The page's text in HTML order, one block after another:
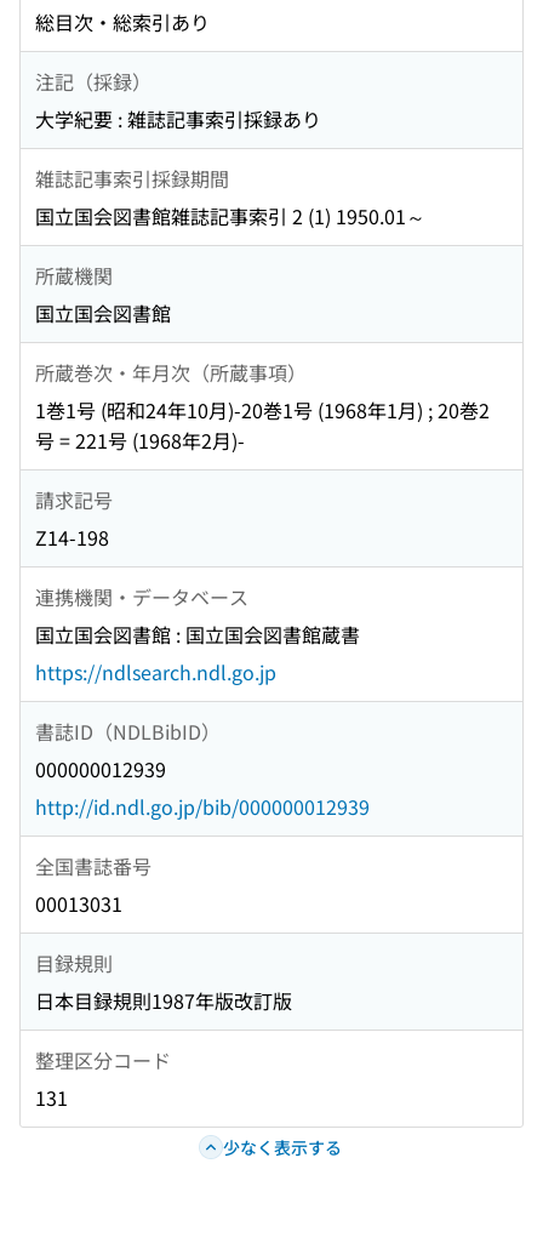
総目次・総索引あり
注記（採録）
大学紀要 : 雑誌記事索引採録あり
雑誌記事索引採録期間
国立国会図書館雑誌記事索引 2 (1) 1950.01～
所蔵機関
国立国会図書館
所蔵巻次・年月次（所蔵事項）
1巻1号 (昭和24年10月)-20巻1号 (1968年1月) ; 20巻2
号 = 221号 (1968年2月)-
請求記号
Z14-198
連携機関・データベース
国立国会図書館 : 国立国会図書館蔵書
https://ndlsearch.ndl.go.jp
書誌ID（NDLBibID）
000000012939
http://id.ndl.go.jp/bib/000000012939
全国書誌番号
00013031
目録規則
日本目録規則1987年版改訂版
整理区分コード
131
少なく表示する